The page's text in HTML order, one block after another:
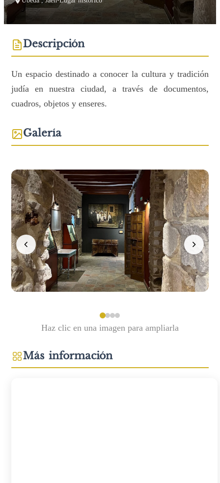
Descripción
Un espacio destinado a conocer la cultura y tradición
judía en nuestra ciudad, a través de documentos,
cuadros, objetos y enseres.
Galería
Haz clic en una imagen para ampliarla
Más información